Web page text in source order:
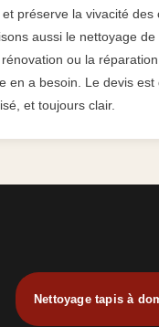
préserve la vivacité des
aussi le nettoyage de
ou la
en a besoin. Le devis est
et toujours clair.
Nettoyage tapis à